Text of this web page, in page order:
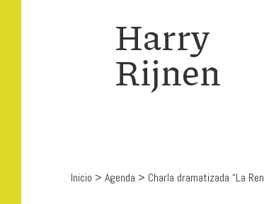
Harry
Rijnen
Inicio > Agenda > Charla dramatizada “La